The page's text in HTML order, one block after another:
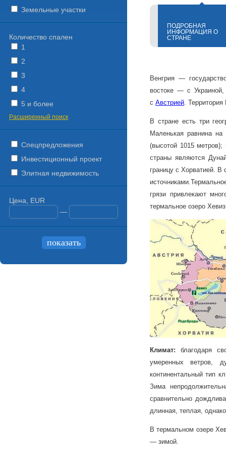
ПОДРОБНАЯ
ИНФОРМАЦИЯ О
СТРАНЕ
Венгрия —
востоке — с
с Австрией. Территория
В стране есть три
Маленькая равнина на
(высотой 1015
страны являются
границу с Хорватией. В
грязи привлекают
термальное озеро
Климат: благодаря
умеренных ветров,
континентальный тип
Зима
сравнительно
длинная, теплая,
В термальном озере
— зимой.
Земельные участки
Количество спален
1
2
3
4
5 и более
Расширенный поиск
Спецпредложения
Инвестиционный проект
Элитная недвижимость
Цена, EUR
—